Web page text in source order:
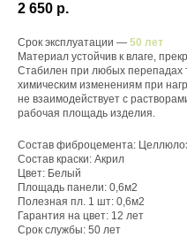
2 650 р.
Срок эксплуатации — 50 лет
Материал устойчив к влаге,
Стабилен при любых перепадах
химическим изменениям при
не взаимодействует с
рабочая площадь изделия.
Состав фиброцемента:
Состав краски: Акрил
Цвет: Белый
Площадь панели: 0,6м2
Полезная пл. 1 шт: 0,6м2
Гарантия на цвет: 12 лет
Срок службы: 50 лет